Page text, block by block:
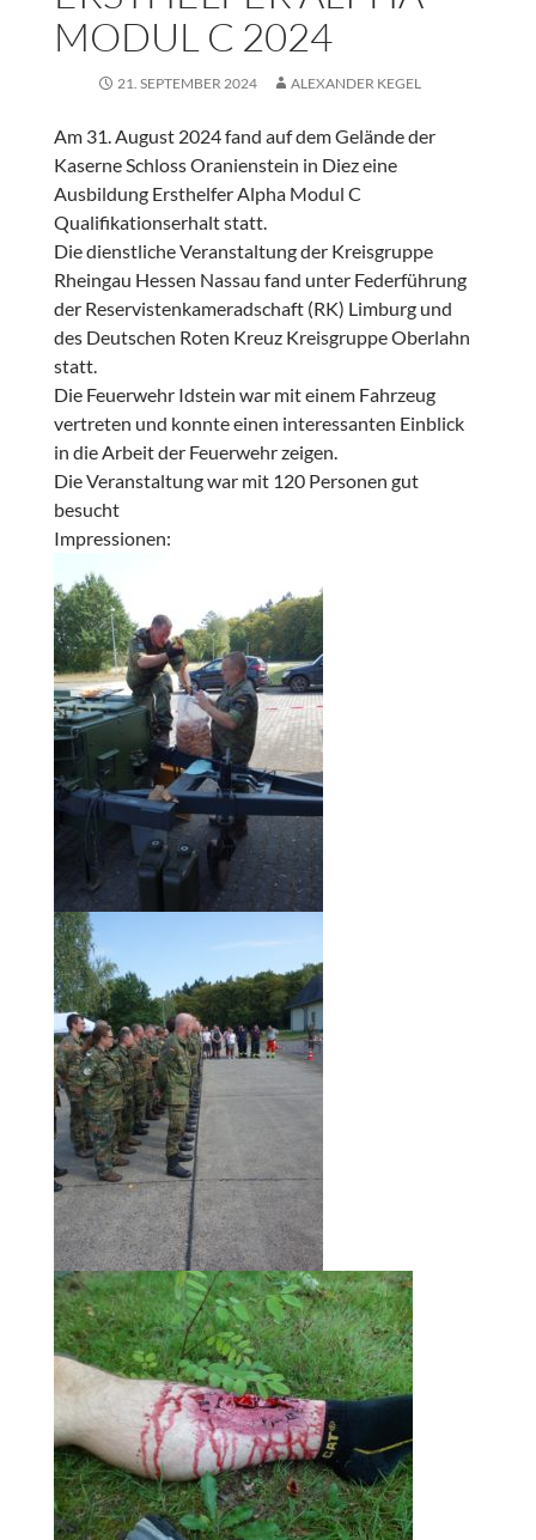
MODUL C 2024
21. SEPTEMBER 2024 ALEXANDER KEGEL
Am 31. August 2024 fand auf dem Gelände der
Kaserne Schloss Oranienstein in Diez eine
Ausbildung Ersthelfer Alpha Modul C
Qualifikationserhalt statt.
Die dienstliche Veranstaltung der Kreisgruppe
Rheingau Hessen Nassau fand unter Federführung
der Reservistenkameradschaft (RK) Limburg und
des Deutschen Roten Kreuz Kreisgruppe Oberlahn
statt.
Die Feuerwehr Idstein war mit einem Fahrzeug
vertreten und konnte einen interessanten Einblick
in die Arbeit der Feuerwehr zeigen.
Die Veranstaltung war mit 120 Personen gut
besucht
Impressionen: